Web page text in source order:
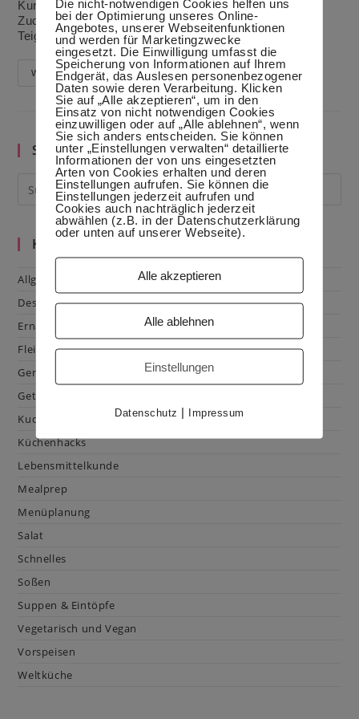
Kurkuma Originalfüllung: Teigbrösel1 EL Kakao80g
Zucker120g Schmand Alternative (etwas süßer):
Teigbrösel1…
WeiterlesenDas
Besondere
Weihnachtsgebäck
Suche im Blog
Kategorien
Allgemein
Dessert
Ernährung
Fleisch & Geflügel
Gemüse
Getränke
Kuchen & Gebäck
Küchenhacks
Lebensmittelkunde
Mealprep
Menüplanung
Salat
Schnelles
Soßen
Suppen & Eintöpfe
Vegetarisch und Vegan
Vorspeisen
Weltküche
Die nicht-notwendigen Cookies helfen uns
bei der Optimierung unseres Online-
Angebotes, unserer Webseitenfunktionen
und werden für Marketingzwecke
eingesetzt. Die Einwilligung umfasst die
Speicherung von Informationen auf Ihrem
Endgerät, das Auslesen personenbezogener
Daten sowie deren Verarbeitung. Klicken
Sie auf „Alle akzeptieren“, um in den
Einsatz von nicht notwendigen Cookies
einzuwilligen oder auf „Alle ablehnen“, wenn
Sie sich anders entscheiden. Sie können
unter „Einstellungen verwalten“ detaillierte
Informationen der von uns eingesetzten
Arten von Cookies erhalten und deren
Einstellungen aufrufen. Sie können die
Einstellungen jederzeit aufrufen und
Cookies auch nachträglich jederzeit
abwählen (z.B. in der Datenschutzerklärung
oder unten auf unserer Webseite).
Alle akzeptieren
Alle ablehnen
Einstellungen
Datenschutz | Impressum